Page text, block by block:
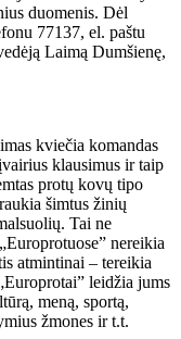
duomenis. Dėl
77137, el. paštu
Laimą Dumšienę,
kviečia komandas
klausimus ir taip
protų kovų tipo
šimtus žinių
Tai ne
nereikia
atmintinai – tereikia
leidžia jums
meną, sportą,
žmones ir t.t.